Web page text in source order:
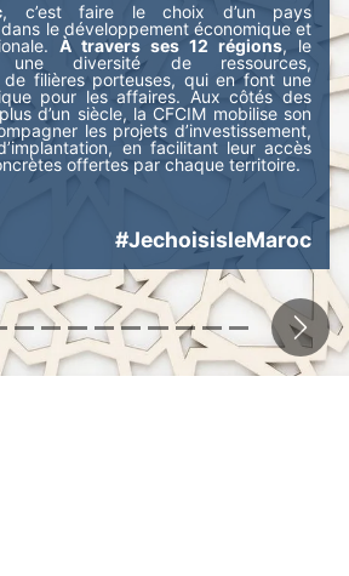
, c’est faire le choix d’un pays
le développement économique et
À travers ses 12 régions, le
une diversité de ressources,
de filières porteuses, qui en font une
pour les affaires. Aux côtés des
d’un siècle, la CFCIM mobilise son
les projets d’investissement,
en facilitant leur accès
offertes par chaque territoire.
#JechoisisleMaroc